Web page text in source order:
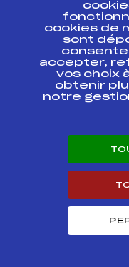
CONTACT
ESPACE PRESSE
Projet sportif
Projet de
Scientifique
Listes
Pôle vie de
cookies de
sont
accepter,
vos choix
obtenir
notre